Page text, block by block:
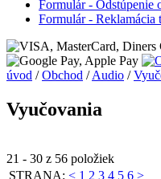
Formulár - Odstúpenie
Formulár - Reklamácia
úvod /Obchod /Audio /
Vyučovania
21 - 30 z 56 položiek
STRANA: < 1 2 3 4 5 6 >